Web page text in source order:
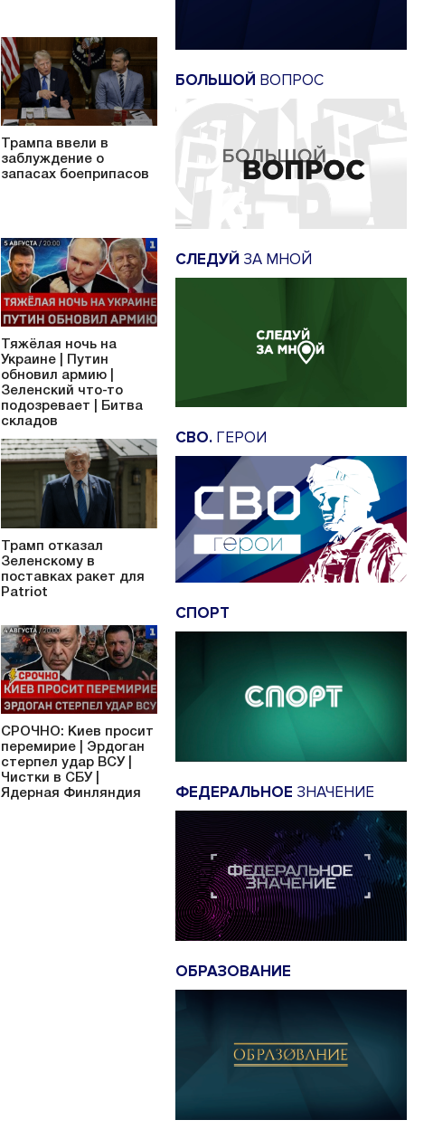
Трампа ввели в
заблуждение о
запасах боеприпасов
Тяжёлая ночь на
Украине | Путин
обновил армию |
Зеленский что-то
подозревает | Битва
складов
Трамп отказал
Зеленскому в
поставках ракет для
Patriot
СРОЧНО: Киев просит
перемирие | Эрдоган
стерпел удар ВСУ |
Чистки в СБУ |
Ядерная Финляндия
БОЛЬШОЙ ВОПРОС
СЛЕДУЙ ЗА МНОЙ
СВО. ГЕРОИ
СПОРТ
ФЕДЕРАЛЬНОЕ ЗНАЧЕНИЕ
ОБРАЗОВАНИЕ